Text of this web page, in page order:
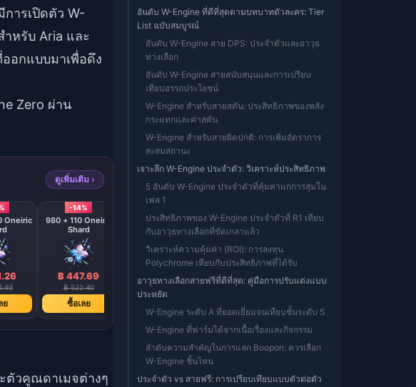
ารเปิดตัว W-
หรับ Aria และ
อกแบบมาเพื่อดึง
Zero ผ่าน
ดูเพิ่มเติม ›
Oneiric
ย
-14%
980 + 110 Oneiric
Shard
฿ 447.69
฿ 522.40
ซื้อเลย
Express Supply
Pass
฿ 143.60
฿ 172.49
300 + 30 Oneiric
Shard
฿ 143.94
฿ 172.49
ซื้อเลย
60 Oneiric Shard
ตัวคูณดาเมจต่างๆ
อันดับ W-Engine ที่ดีที่สุดตามบทบาทตัวละคร: Tier
List ฉบับสมบูรณ์
อันดับ W-Engine สาย DPS: ประจำตัวและอาวุธ
ทางเลือก
อันดับ W-Engine สายสนับสนุนและการเปรียบ
เทียบอรรถประโยชน์
W-Engine สำหรับสายสตัน: ประสิทธิภาพของพลัง
กระแทกและค่าสตัน
W-Engine สำหรับสายผิดปกติ: การเพิ่มอัตราการ
สะสมสถานะ
เจาะลึก W-Engine ประจำตัว: วิเคราะห์ประสิทธิภาพ
5 อันดับ W-Engine ประจำตัวที่คุ้มค่าแก่การสุ่มใน
เฟส 1
ประสิทธิภาพของ W-Engine ประจำตัวที่ R1 เทียบ
กับอาวุธทางเลือกที่ขัดเกลาแล้ว
วิเคราะห์ความคุ้มค่า (ROI): การลงทุน
Polychrome เทียบกับประสิทธิภาพที่ได้รับ
อาวุธทางเลือกสายฟรีที่ดีที่สุด: คู่มือการปรับแต่งแบบ
ประหยัด
W-Engine ระดับ A ที่ยอดเยี่ยมจนเทียบชั้นระดับ S
W-Engine ที่ฟาร์มได้จากเนื้อเรื่องและกิจกรรม
ลำดับความสำคัญในการแลก Boopon: ควรเลือก
W-Engine ชิ้นไหน
ประจำตัว vs สายฟรี: การเปรียบเทียบแบบตัวต่อตัว